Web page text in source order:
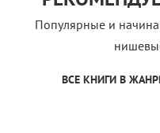
Популярные и
ВСЕ КНИГИ В